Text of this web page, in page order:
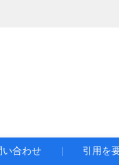
い合わせ 引用を